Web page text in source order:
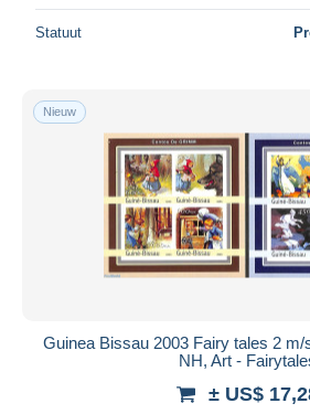
Statuut
Nieuw
Guinea Bissau 2003 Fairy tales 2
NH, Art -
± US$